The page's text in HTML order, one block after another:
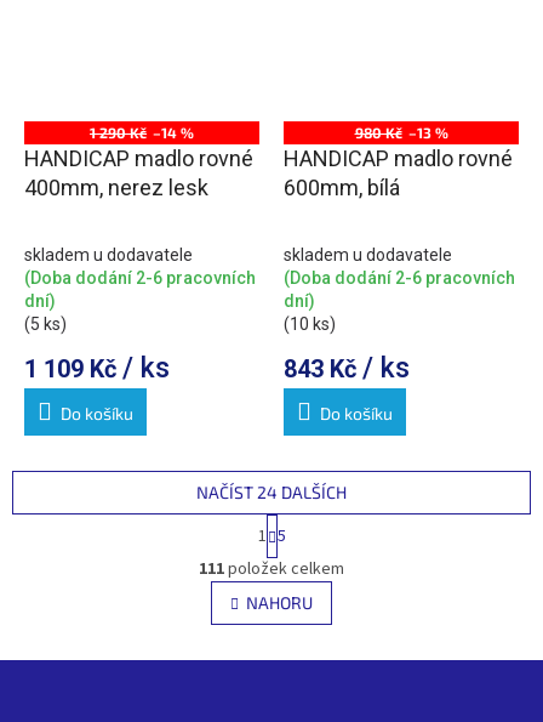
1 290 Kč –14 %
HANDICAP madlo rovné
400mm, nerez lesk
skladem u dodavatele
(Doba dodání 2-6 pracovních
dní)
(5 ks)
1 109 Kč / ks
Do košíku
980 Kč –13 %
HANDICAP madlo rovné
600mm, bílá
skladem u dodavatele
(Doba dodání 2-6 pracovních
dní)
(10 ks)
843 Kč / ks
Do košíku
O
v
l
á
NAČÍST 24 DALŠÍCH
S
t
r
á
n
k
v
1 5
111položek celkem
NAHORU